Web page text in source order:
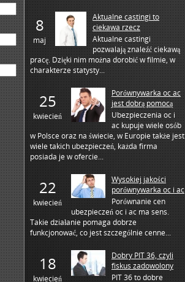
8
maj
Aktualne castingi to
ciekawa rzecz
Aktualne castingi
pozwalają znaleźć ciekawą
pracę. Dzięki nim można dorobić w filmie, w
charakterze statysty...
25
kwiecień
Porównywarka oc ac
jest dobrą pomocą
Ubezpieczenia oc i
ac kupuje wiele osób
w Polsce oraz na świecie, w Europie także jest
wiele takich ubezpieczeń, każda firma
posiada je w ofercie...
22
kwiecień
Wysokiej jakości
porównywarka oc i ac
Porównanie cen
ubezpieczeń oc i ac ma sens.
Takie działanie pomaga dobrze
funkcjonować, co jest szczególnie cenne...
18
kwiecień
Dobry PIT 36, czyli
fiskus zadowolony
PIT 36 to dobre